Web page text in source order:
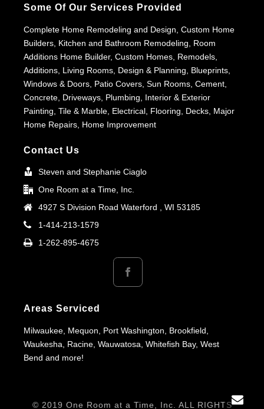
Some Of Our Services Provided
Complete Home Remodeling and Design, Custom Home
Builders, Kitchen and Bathroom Remodeling, Room
Additions Home Builder, Custom Homes, Remodels,
Additions, Living Rooms, Design & Planning, Blueprints,
Windows & Doors, Patio Covers, Sun Rooms, Cement,
Concrete, Driveways, Plumbing, Interior & Exterior
Painting, Tile & Marble, Electrical, Flooring, Decks, Major
Home Repairs, Home Improvement
Contact Us
Steven and Stephanie Ciaglo
One Room at a Time, Inc.
4927 S Division Road Waterford , WI 53185
1-414-213-1579
1-262-895-4675
Areas Serviced
Milwaukee, Mequon, Port Washington, Brookfield,
Waukesha, Racine, Wauwatosa, Whitefish Bay, West
Bend and more!
© 2019 One Room at a Time, Inc. ALL RIGHTS